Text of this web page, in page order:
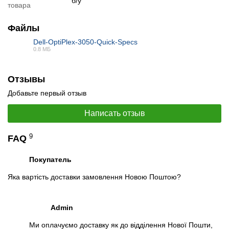
Отслеживать в Instagram
Отслеживать на Facebook
товара
Файлы
Dell-OptiPlex-3050-Quick-Specs
0.8 МБ
Отзывы
Добавьте первый отзыв
Написать отзыв
FAQ 9
Покупатель
Яка вартість доставки замовлення Новою Поштою?
Admin
Ми оплачуємо доставку як до відділення Нової Пошти,